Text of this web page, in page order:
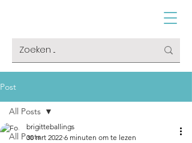
Post
All Posts
All Posts
brigitteballings
30 mrt 2022 6 minuten om te lezen